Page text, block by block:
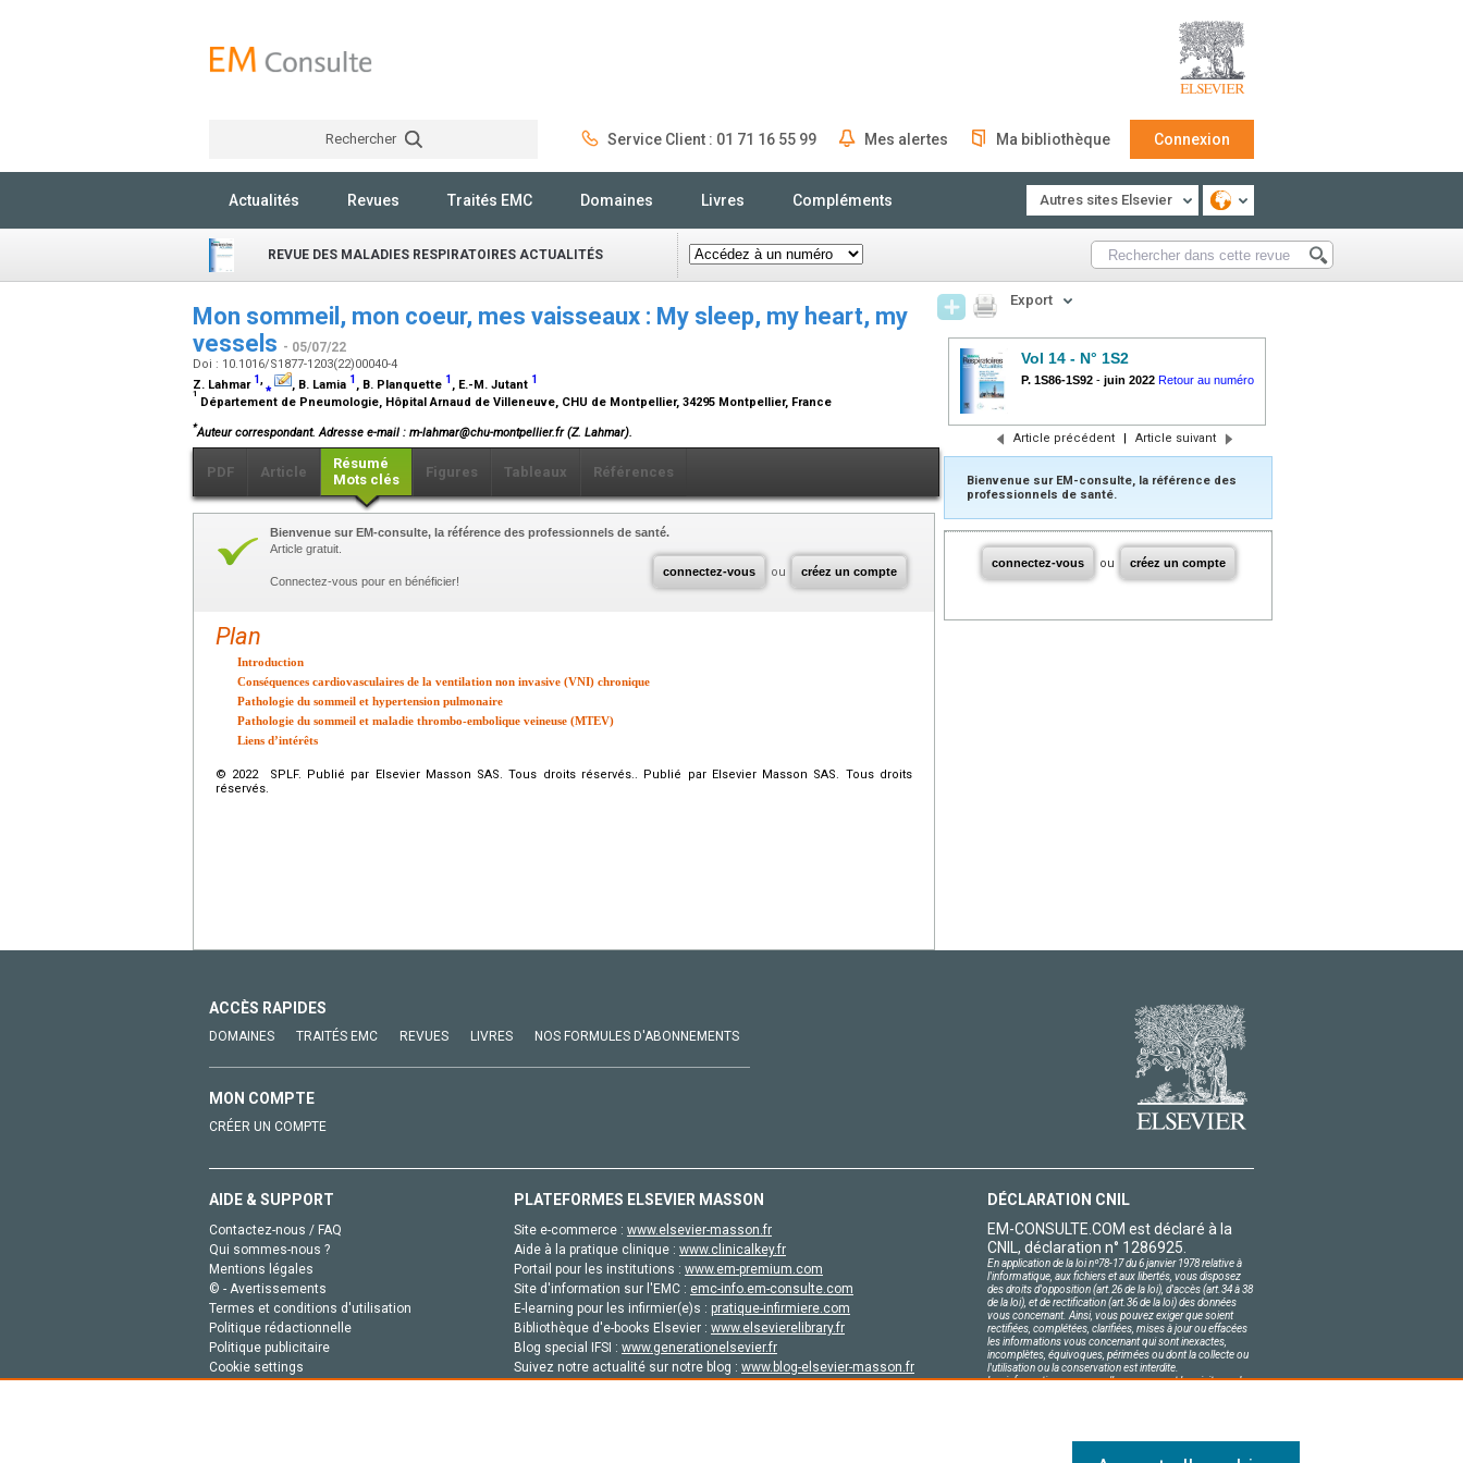
Rechercher Service Client : 01 71 16 55 99 Mes alertes Ma bibliothèque Connexion
Actualités Revues Traités EMC Domaines Livres Compléments Autres sites Elsevier
REVUE DES MALADIES RESPIRATOIRES ACTUALITÉS
Mon sommeil, mon coeur, mes vaisseaux : My sleep, my heart, my
vessels - 05/07/22
Doi : 10.1016/S1877-1203(22)00040-4
Z. Lahmar 1,⁎ , B. Lamia 1 , B. Planquette 1 , E.-M. Jutant 1
1
Département de Pneumologie, Hôpital Arnaud de Villeneuve, CHU de Montpellier, 34295 Montpellier, France
*Auteur correspondant.Adresse e-mail : m-lahmar@chu-montpellier.fr (Z. Lahmar).
PDF Article
Résumé
Mots clés
Figures Tableaux Références
connectez-vous ou créez un compte
Bienvenue sur EM-consulte, la référence des professionnels de santé.
Article gratuit.
Connectez-vous pour en bénéficier!
Plan
Introduction
Conséquences cardiovasculaires de la ventilation non invasive (VNI) chronique
Pathologie du sommeil et hypertension pulmonaire
Pathologie du sommeil et maladie thrombo-embolique veineuse (MTEV)
Liens d’intérêts
© 2022 SPLF. Publié par Elsevier Masson SAS. Tous droits réservés.. Publié par Elsevier Masson SAS. Tous droits
réservés.
Export
Vol 14 - N° 1S2
P. 1S86-1S92 - juin 2022 Retour au numéro
Article précédent | Article suivant
Bienvenue sur EM-consulte, la référence des
professionnels de santé.
connectez-vous ou créez un compte
ACCÈS RAPIDES
DOMAINES TRAITÉS EMC REVUES LIVRES NOS FORMULES D'ABONNEMENTS
MON COMPTE
CRÉER UN COMPTE
AIDE & SUPPORT
Contactez-nous / FAQ
Qui sommes-nous ?
Mentions légales
© - Avertissements
Termes et conditions d'utilisation
Politique rédactionnelle
Politique publicitaire
Cookie settings
PLATEFORMES ELSEVIER MASSON
Site e-commerce : www.elsevier-masson.fr
Aide à la pratique clinique : www.clinicalkey.fr
Portail pour les institutions : www.em-premium.com
Site d'information sur l'EMC : emc-info.em-consulte.com
E-learning pour les infirmier(e)s : pratique-infirmiere.com
Bibliothèque d'e-books Elsevier : www.elsevierelibrary.fr
Blog special IFSI : www.generationelsevier.fr
Suivez notre actualité sur notre blog : www.blog-elsevier-masson.fr
DÉCLARATION CNIL
EM-CONSULTE.COM est déclaré à la
CNIL, déclaration n° 1286925.
En application de la loi nº78-17 du 6 janvier 1978 relative à
l'informatique, aux fichiers et aux libertés, vous disposez
des droits d'opposition (art.26 de la loi), d'accès (art.34 à 38
de la loi), et de rectification (art.36 de la loi) des données
vous concernant. Ainsi, vous pouvez exiger que soient
rectifiées, complétées, clarifiées, mises à jour ou effacées
les informations vous concernant qui sont inexactes,
incomplètes, équivoques, périmées ou dont la collecte ou
l'utilisation ou la conservation est interdite.
Les informations personnelles concernant les visiteurs de